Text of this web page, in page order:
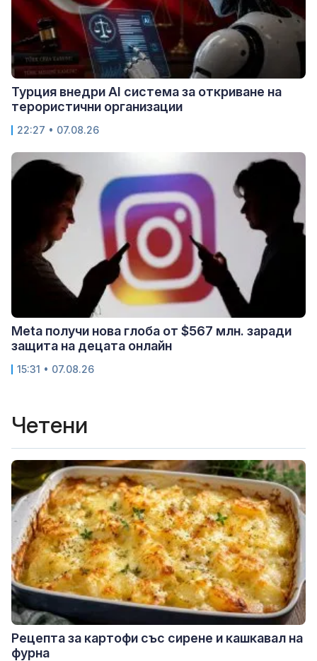
Турция внедри AI система за откриване на
терористични организации
22:27 • 07.08.26
Meta получи нова глоба от $567 млн. заради
защита на децата онлайн
15:31 • 07.08.26
Четени
Рецепта за картофи със сирене и кашкавал на
фурна